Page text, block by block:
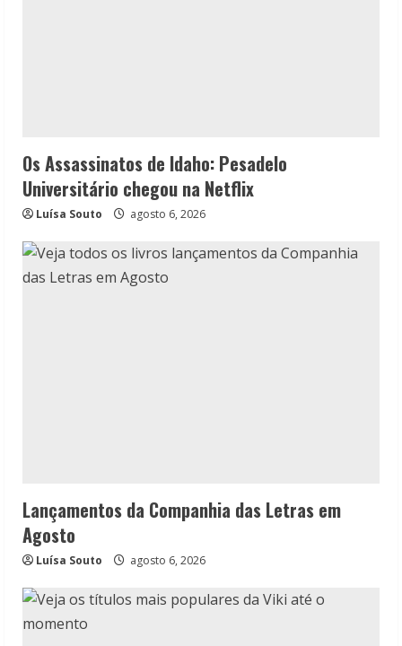
Os Assassinatos de Idaho: Pesadelo
Universitário chegou na Netflix
Luísa Souto agosto 6, 2026
Lançamentos da Companhia das Letras em
Agosto
Luísa Souto agosto 6, 2026